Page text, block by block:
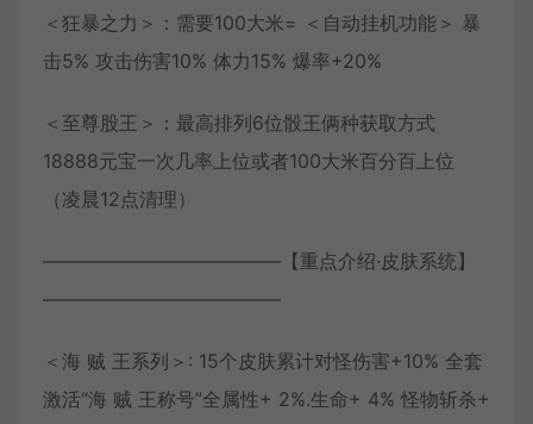
＜狂暴之力＞：需要100大米= ＜自动挂机功能＞ 暴
击5% 攻击伤害10% 体力15% 爆率+20%
＜至尊股王＞：最高排列6位骰王俩种获取方式
18888元宝一次几率上位或者100大米百分百上位
（凌晨12点清理）
————————————–【重点介绍·皮肤系统】
————————————–
＜海 贼 王系列＞: 15个皮肤累计对怪伤害+10% 全套
激活“海 贼 王称号”全属性+ 2%.生命+ 4% 怪物斩杀+